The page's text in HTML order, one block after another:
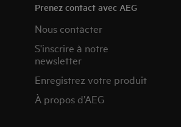
Prenez contact avec AEG
Nous contacter
S'inscrire à notre
newsletter
Enregistrez votre produit
À propos d’AEG